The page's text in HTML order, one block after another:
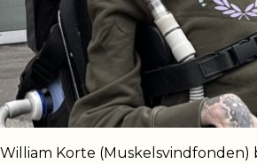
William Korte (Muskelsvindfonden)